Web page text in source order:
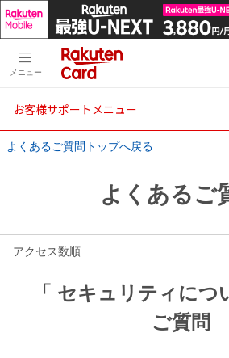
メニュー
お客様サポートメニュー
よくあるご質問トップへ戻る
よくあるご
アクセス数順
「 セキュリティにつ
ご質問